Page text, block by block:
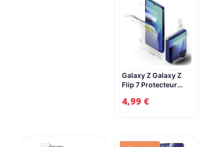
Galaxy Z Galaxy Z
Flip 7 Protecteur
trempée facile
4,99 €